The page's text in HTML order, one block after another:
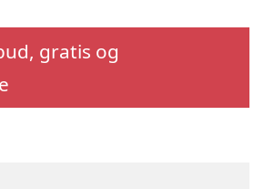
gratis og